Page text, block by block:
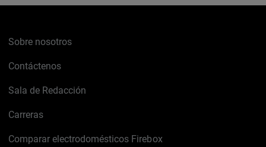
Sobre nosotros
Contáctenos
Sala de Redacción
Carreras
Comparar electrodomésticos Firebox